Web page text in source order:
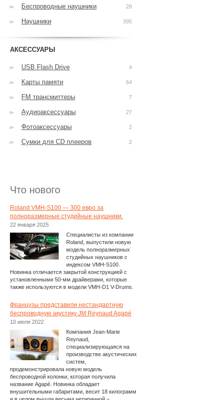
Беспроводные наушники 28
Наушники 395
АКСЕССУАРЫ
USB Flash Drive 4
Карты памяти 64
FM трансмиттеры 7
Аудиоаксессуары 27
Фотоаксессуары 2
Сумки для CD плееров 2
Что нового
Roland VMH-S100 — 300 евро за
полноразмерные студийные наушники.
22 января 2025
Специалисты из компании
Roland, выпустили новую
модель полноразмерных
студийных наушников с
индексом VMH-S100.
Новинка отличается закрытой конструкцией с
установленными 50-мм драйверами, которые
также используются в модели VMH-D1 V-Drums.
Французы представили нестандартную
беспроводную акустику JM Reynaud Agapé
10 июля 2022
Компания Jean-Marie
Reynaud,
специализирующаяся на
производстве акустических
систем,
продемонстрировала новую модель
беспроводной колонки, которая получила
название Agapé. Новинка обладает
внушительными габаритами, весит 18 килограмм